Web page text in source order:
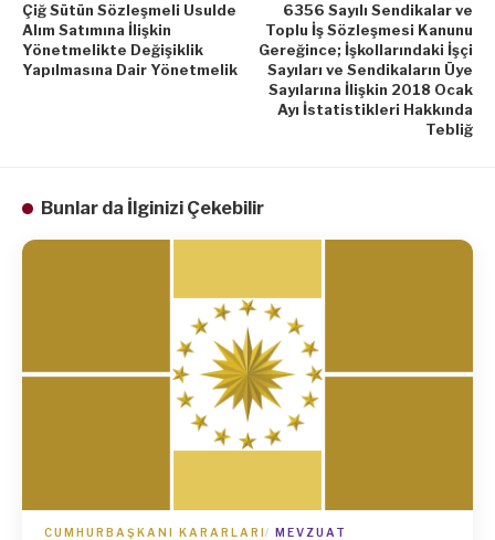
Çiğ Sütün Sözleşmeli Usulde
Alım Satımına İlişkin
Yönetmelikte Değişiklik
Yapılmasına Dair Yönetmelik
6356 Sayılı Sendikalar ve
Toplu İş Sözleşmesi Kanunu
Gereğince; İşkollarındaki İşçi
Sayıları ve Sendikaların Üye
Sayılarına İlişkin 2018 Ocak
Ayı İstatistikleri Hakkında
Tebliğ
Bunlar da İlginizi Çekebilir
CUMHURBAŞKANI KARARLARI MEVZUAT